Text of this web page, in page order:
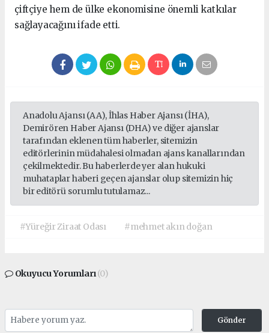
çiftçiye hem de ülke ekonomisine önemli katkılar
sağlayacağını ifade etti.
Anadolu Ajansı (AA), İhlas Haber Ajansı (İHA),
Demirören Haber Ajansı (DHA) ve diğer ajanslar
tarafından eklenen tüm haberler, sitemizin
editörlerinin müdahalesi olmadan ajans kanallarından
çekilmektedir. Bu haberlerde yer alan hukuki
muhataplar haberi geçen ajanslar olup sitemizin hiç
bir editörü sorumlu tutulamaz...
#Yüreğir Ziraat Odası #mehmet akın doğan
Okuyucu Yorumları(0)
Gönder